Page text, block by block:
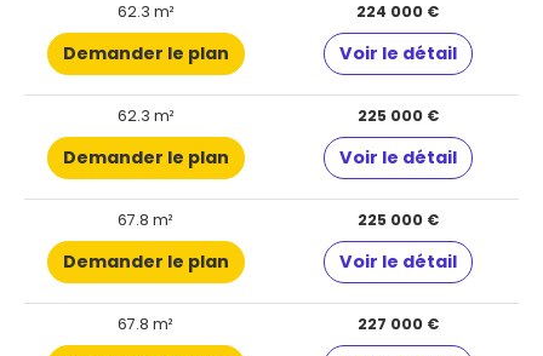
62.3 m² 224 000 €
Demander le plan Voir le détail
62.3 m² 225 000 €
Demander le plan Voir le détail
67.8 m² 225 000 €
Demander le plan Voir le détail
67.8 m² 227 000 €